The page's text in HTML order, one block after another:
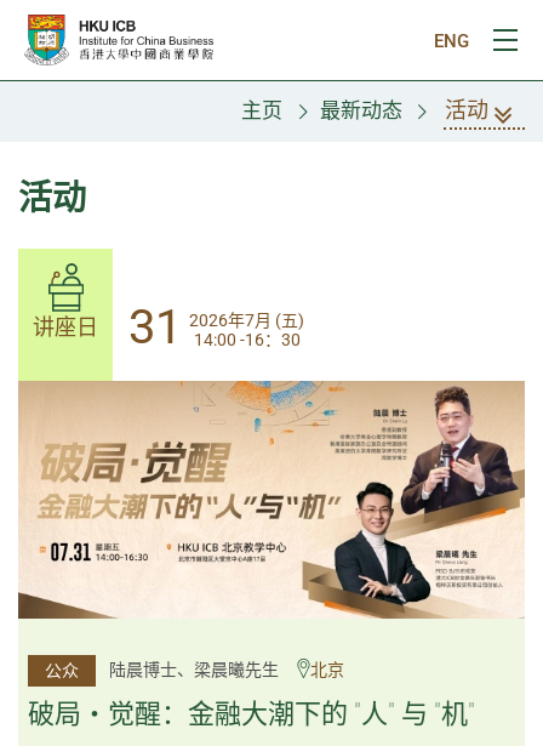
跳往主要内容
ENG
打
主页 最新动态 活动
活动
讲座日 31
2026年7月 (五)
14:00-17:30
公众 杨文斌先生、邱良弼先生 广州
逻辑×算法：重塑资产配置内核
讲座日 31
2026年7月 (五)
14:00 -16：30
公众 陆晨博士、梁晨曦先生 北京
破局・觉醒：金融大潮下的 "人" 与 "机"